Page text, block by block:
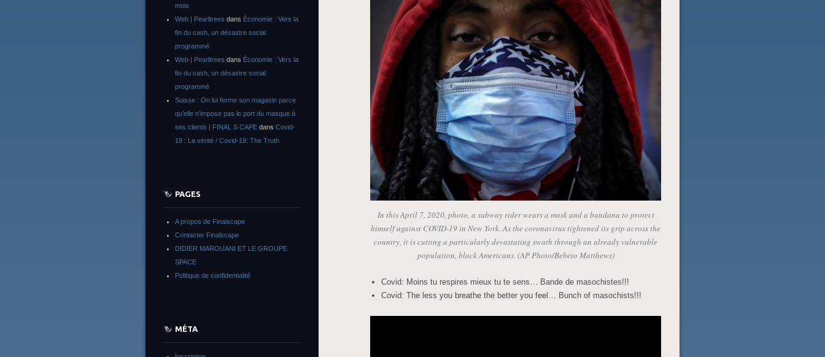
In this April 7, 2020, photo, a subway rider wears a mask and a bandana to protect
himself against COVID-19 in New York. As the coronavirus tightened its grip across the
country, it is cutting a particularly devastating swath through an already vulnerable
population, black Americans. (AP Photo/Bebeto Matthews)
Covid: Moins tu respires mieux tu te sens… Bande de masochistes!!!
Covid: The less you breathe the better you feel… Bunch of masochists!!!
mois
Web | Pearltrees dans Économie : Vers la
fin du cash, un désastre social
programmé
Web | Pearltrees dans Économie : Vers la
fin du cash, un désastre social
programmé
Suisse : On lui ferme son magasin parce
qu’elle n’impose pas le port du masque à
ses clients | FINAL S CAPE dans Covid-
19 : La vérité / Covid-19: The Truth
PAGES
A propos de Finalscape
Contacter Finalscape
DIDIER MAROUANI ET LE GROUPE
SPACE
Politique de confidentialité
MÉTA